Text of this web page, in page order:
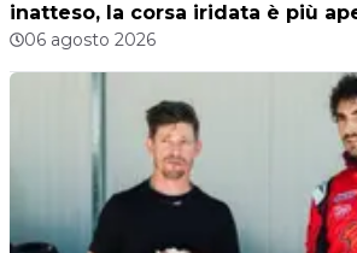
inatteso, la corsa iridata è più
06 agosto 2026